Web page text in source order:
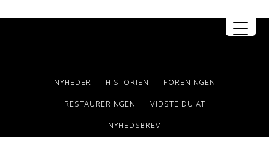
NYHEDER HISTORIEN
FORENINGEN
RESTAURERINGEN
VIDSTE DU AT
NYHEDSBREV